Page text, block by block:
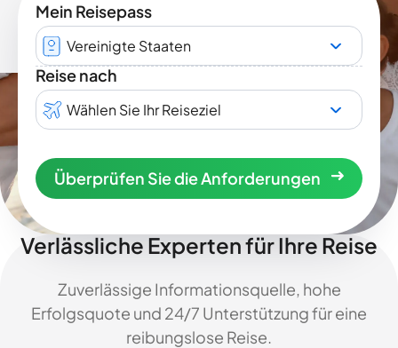
Mein Reisepass
Vereinigte Staaten
Reise nach
Wählen Sie Ihr Reiseziel
Überprüfen Sie die Anforderungen
Verlässliche Experten für Ihre Reise
Zuverlässige Informationsquelle, hohe
Erfolgsquote und 24/7 Unterstützung für eine
reibungslose Reise.